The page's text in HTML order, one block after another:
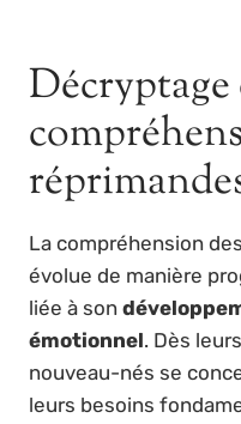
Décryptage
La compréhension
évolue de manière
liée à son
émotionnel. Dès
nouveau-nés se
leurs besoins